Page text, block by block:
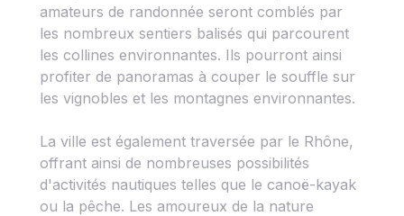
amateurs de randonnée seront comblés par
les nombreux sentiers balisés qui parcourent
les collines environnantes. Ils pourront ainsi
profiter de panoramas à couper le souffle sur
les vignobles et les montagnes environnantes.
La ville est également traversée par le Rhône,
offrant ainsi de nombreuses possibilités
d'activités nautiques telles que le canoë-kayak
ou la pêche. Les amoureux de la nature